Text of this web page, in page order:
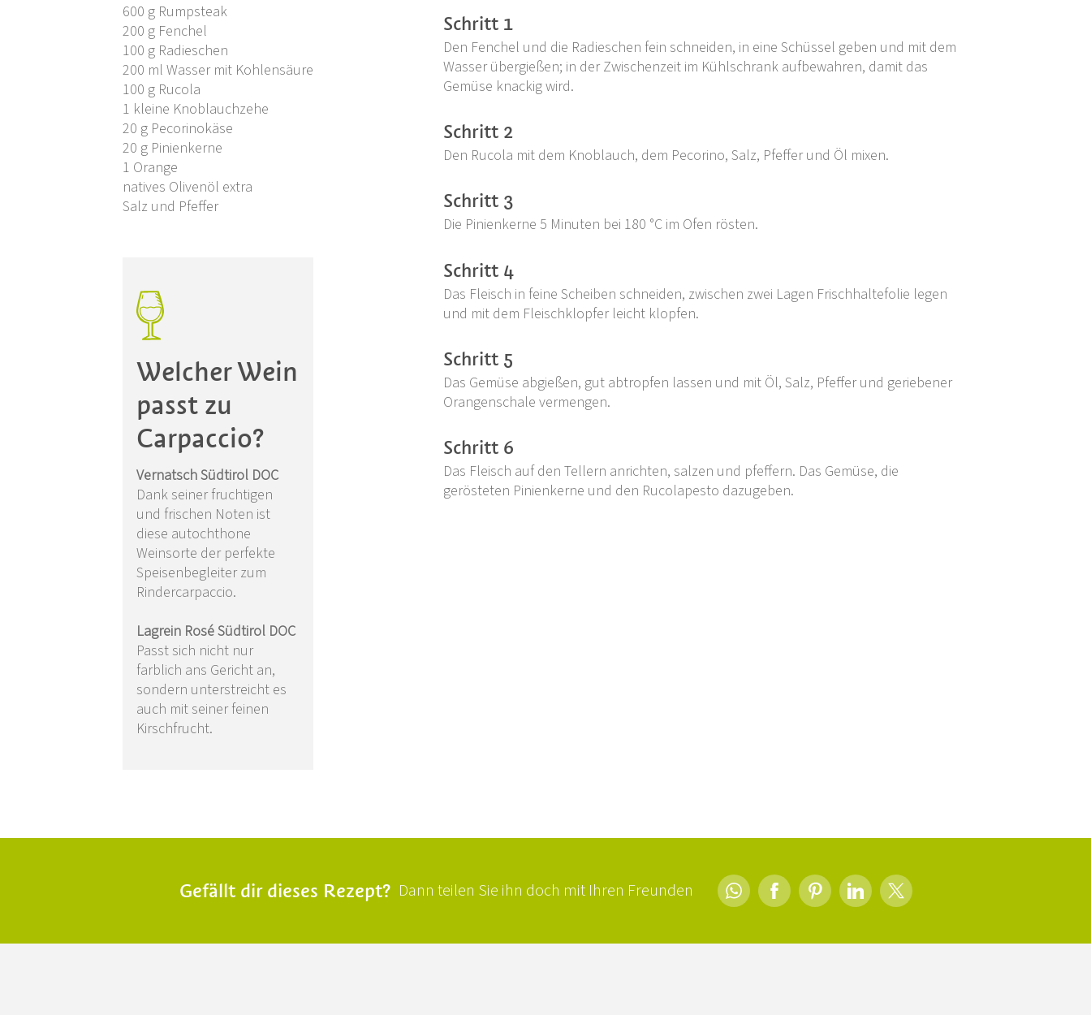
600 g Rumpsteak
200 g Fenchel
100 g Radieschen
200 ml Wasser mit Kohlensäure
100 g Rucola
1 kleine Knoblauchzehe
20 g Pecorinokäse
20 g Pinienkerne
1 Orange
natives Olivenöl extra
Salz und Pfeffer
Welcher Wein
passt zu
Carpaccio?
Vernatsch Südtirol DOC
Dank seiner fruchtigen
und frischen Noten ist
diese autochthone
Weinsorte der perfekte
Speisenbegleiter zum
Rindercarpaccio.
Lagrein Rosé Südtirol DOC
Passt sich nicht nur
farblich ans Gericht an,
sondern unterstreicht es
auch mit seiner feinen
Kirschfrucht.
Schritt 1
Den Fenchel und die Radieschen fein schneiden, in eine Schüssel geben und mit dem
Wasser übergießen; in der Zwischenzeit im Kühlschrank aufbewahren, damit das
Gemüse knackig wird.
Schritt 2
Den Rucola mit dem Knoblauch, dem Pecorino, Salz, Pfeffer und Öl mixen.
Schritt 3
Die Pinienkerne 5 Minuten bei 180 °C im Ofen rösten.
Schritt 4
Das Fleisch in feine Scheiben schneiden, zwischen zwei Lagen Frischhaltefolie legen
und mit dem Fleischklopfer leicht klopfen.
Schritt 5
Das Gemüse abgießen, gut abtropfen lassen und mit Öl, Salz, Pfeffer und geriebener
Orangenschale vermengen.
Schritt 6
Das Fleisch auf den Tellern anrichten, salzen und pfeffern. Das Gemüse, die
gerösteten Pinienkerne und den Rucolapesto dazugeben.
Gefällt dir dieses Rezept? Dann teilen Sie ihn doch mit Ihren Freunden